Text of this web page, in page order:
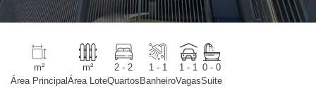
m²
Área Principal
m²
Área Lote
2 - 2
Quartos
1 - 1
Banheiro
1 - 1
Vagas
0 - 0
Suite